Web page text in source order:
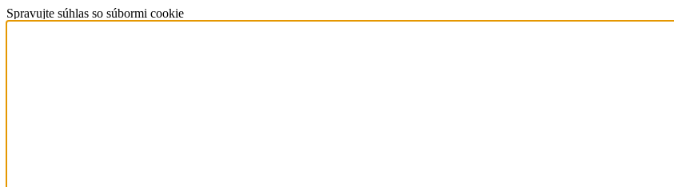
Spravujte súhlas so súbormi cookie